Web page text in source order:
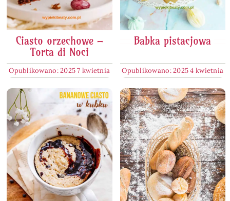
Ciasto orzechowe –
Torta di Noci
Opublikowano: 2025 7 kwietnia
Babka pistacjowa
Opublikowano: 2025 4 kwietnia